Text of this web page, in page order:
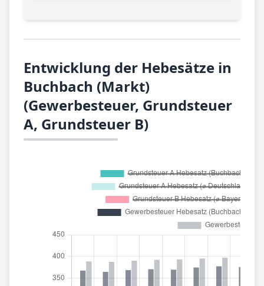
Entwicklung der Hebesätze in
Buchbach (Markt)
(Gewerbesteuer, Grundsteuer
A, Grundsteuer B)